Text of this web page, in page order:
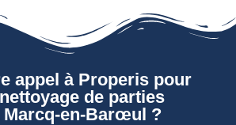
appel à Properis pour
de parties
Marcq-en-Barœul ?